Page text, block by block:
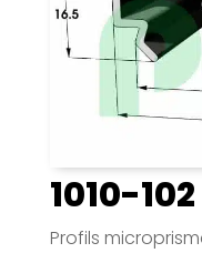
1010-102
Profils